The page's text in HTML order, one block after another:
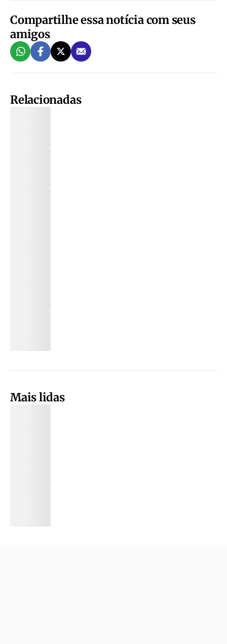
Compartilhe essa notícia com seus
amigos
Relacionadas
Mais lidas